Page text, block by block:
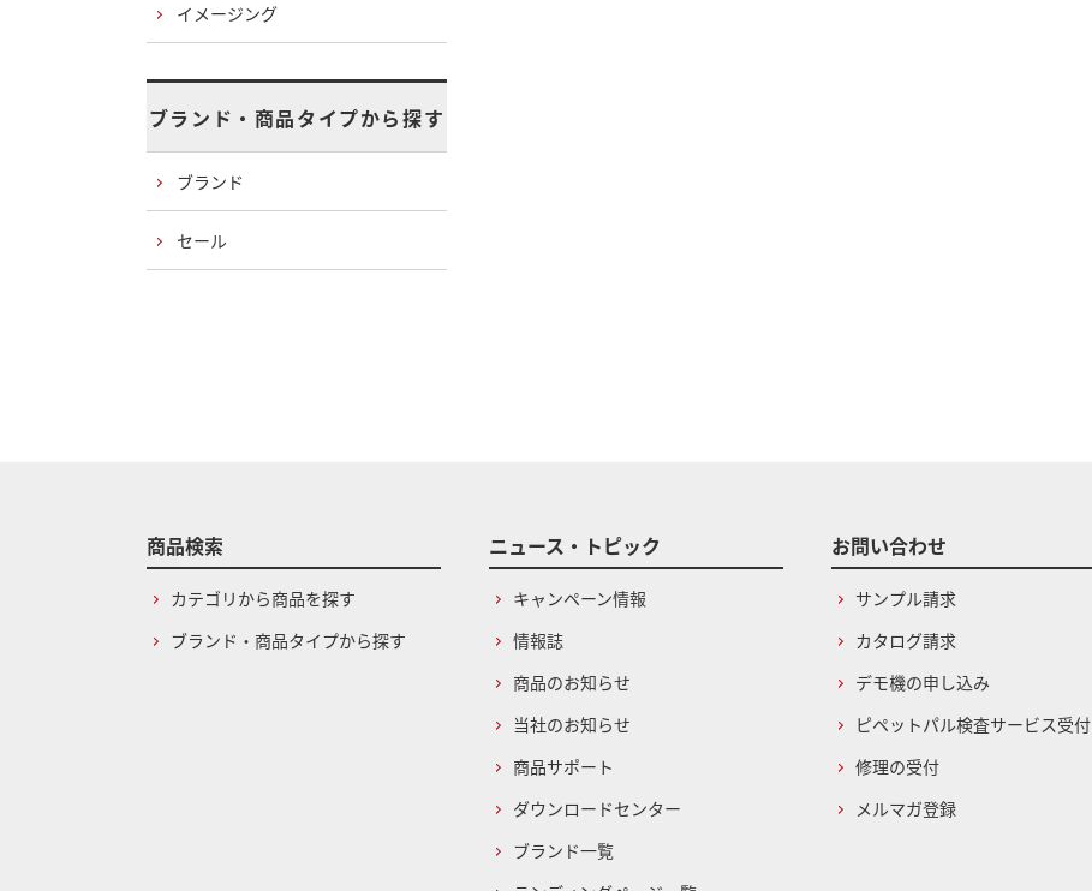
イメージング
ブランド・商品タイプから探す
ブランド
セール
商品検索
カテゴリから商品を探す
ブランド・商品タイプから探す
ニュース・トピック
キャンペーン情報
情報誌
商品のお知らせ
当社のお知らせ
商品サポート
ダウンロードセンター
ブランド一覧
お問い合わせ
サンプル請求
カタログ請求
デモ機の申し込み
ピペットパル検査サービス受付
修理の受付
メルマガ登録